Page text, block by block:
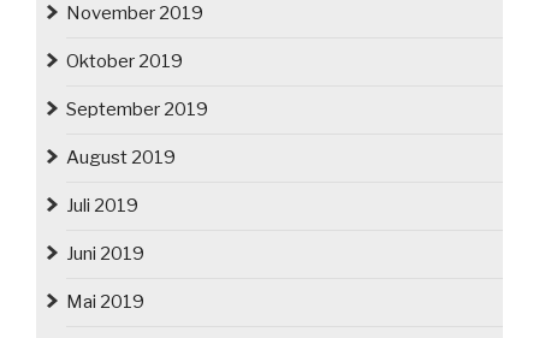
November 2019
Oktober 2019
September 2019
August 2019
Juli 2019
Juni 2019
Mai 2019